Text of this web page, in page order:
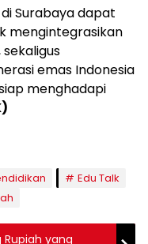
Surabaya dapat
mengintegrasikan
emas Indonesia
menghadapi
Edu Talk
yang